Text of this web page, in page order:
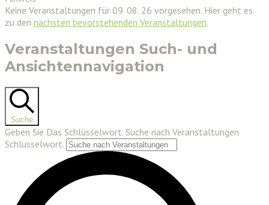
Keine Veranstaltungen für 09. 08. 26 vorgesehen. Hier geht es
zu den nächsten bevorstehenden Veranstaltungen.
Veranstaltungen Such- und
Ansichtennavigation
Suche
Geben Sie Das Schlüsselwort. Suche nach Veranstaltungen
Schlüsselwort.